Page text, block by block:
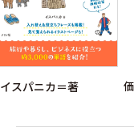
イスパニカ＝著